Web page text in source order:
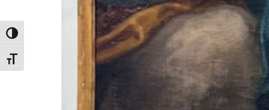
Attiva/disattiva alto contrasto
Attiva/disattiva dimensione testo